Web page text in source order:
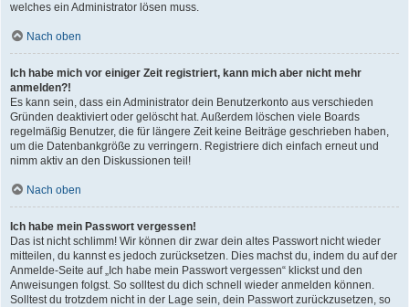
welches ein Administrator lösen muss.
Nach oben
Ich habe mich vor einiger Zeit registriert, kann mich aber nicht mehr
anmelden?!
Es kann sein, dass ein Administrator dein Benutzerkonto aus verschieden
Gründen deaktiviert oder gelöscht hat. Außerdem löschen viele Boards
regelmäßig Benutzer, die für längere Zeit keine Beiträge geschrieben haben,
um die Datenbankgröße zu verringern. Registriere dich einfach erneut und
nimm aktiv an den Diskussionen teil!
Nach oben
Ich habe mein Passwort vergessen!
Das ist nicht schlimm! Wir können dir zwar dein altes Passwort nicht wieder
mitteilen, du kannst es jedoch zurücksetzen. Dies machst du, indem du auf der
Anmelde-Seite auf „Ich habe mein Passwort vergessen“ klickst und den
Anweisungen folgst. So solltest du dich schnell wieder anmelden können.
Solltest du trotzdem nicht in der Lage sein, dein Passwort zurückzusetzen, so